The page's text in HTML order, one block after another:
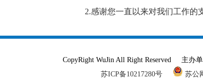
2.感谢您一直以来对我们工作的
CopyRight WuJin All Right Reserved 主
苏ICP备10217280号
苏公